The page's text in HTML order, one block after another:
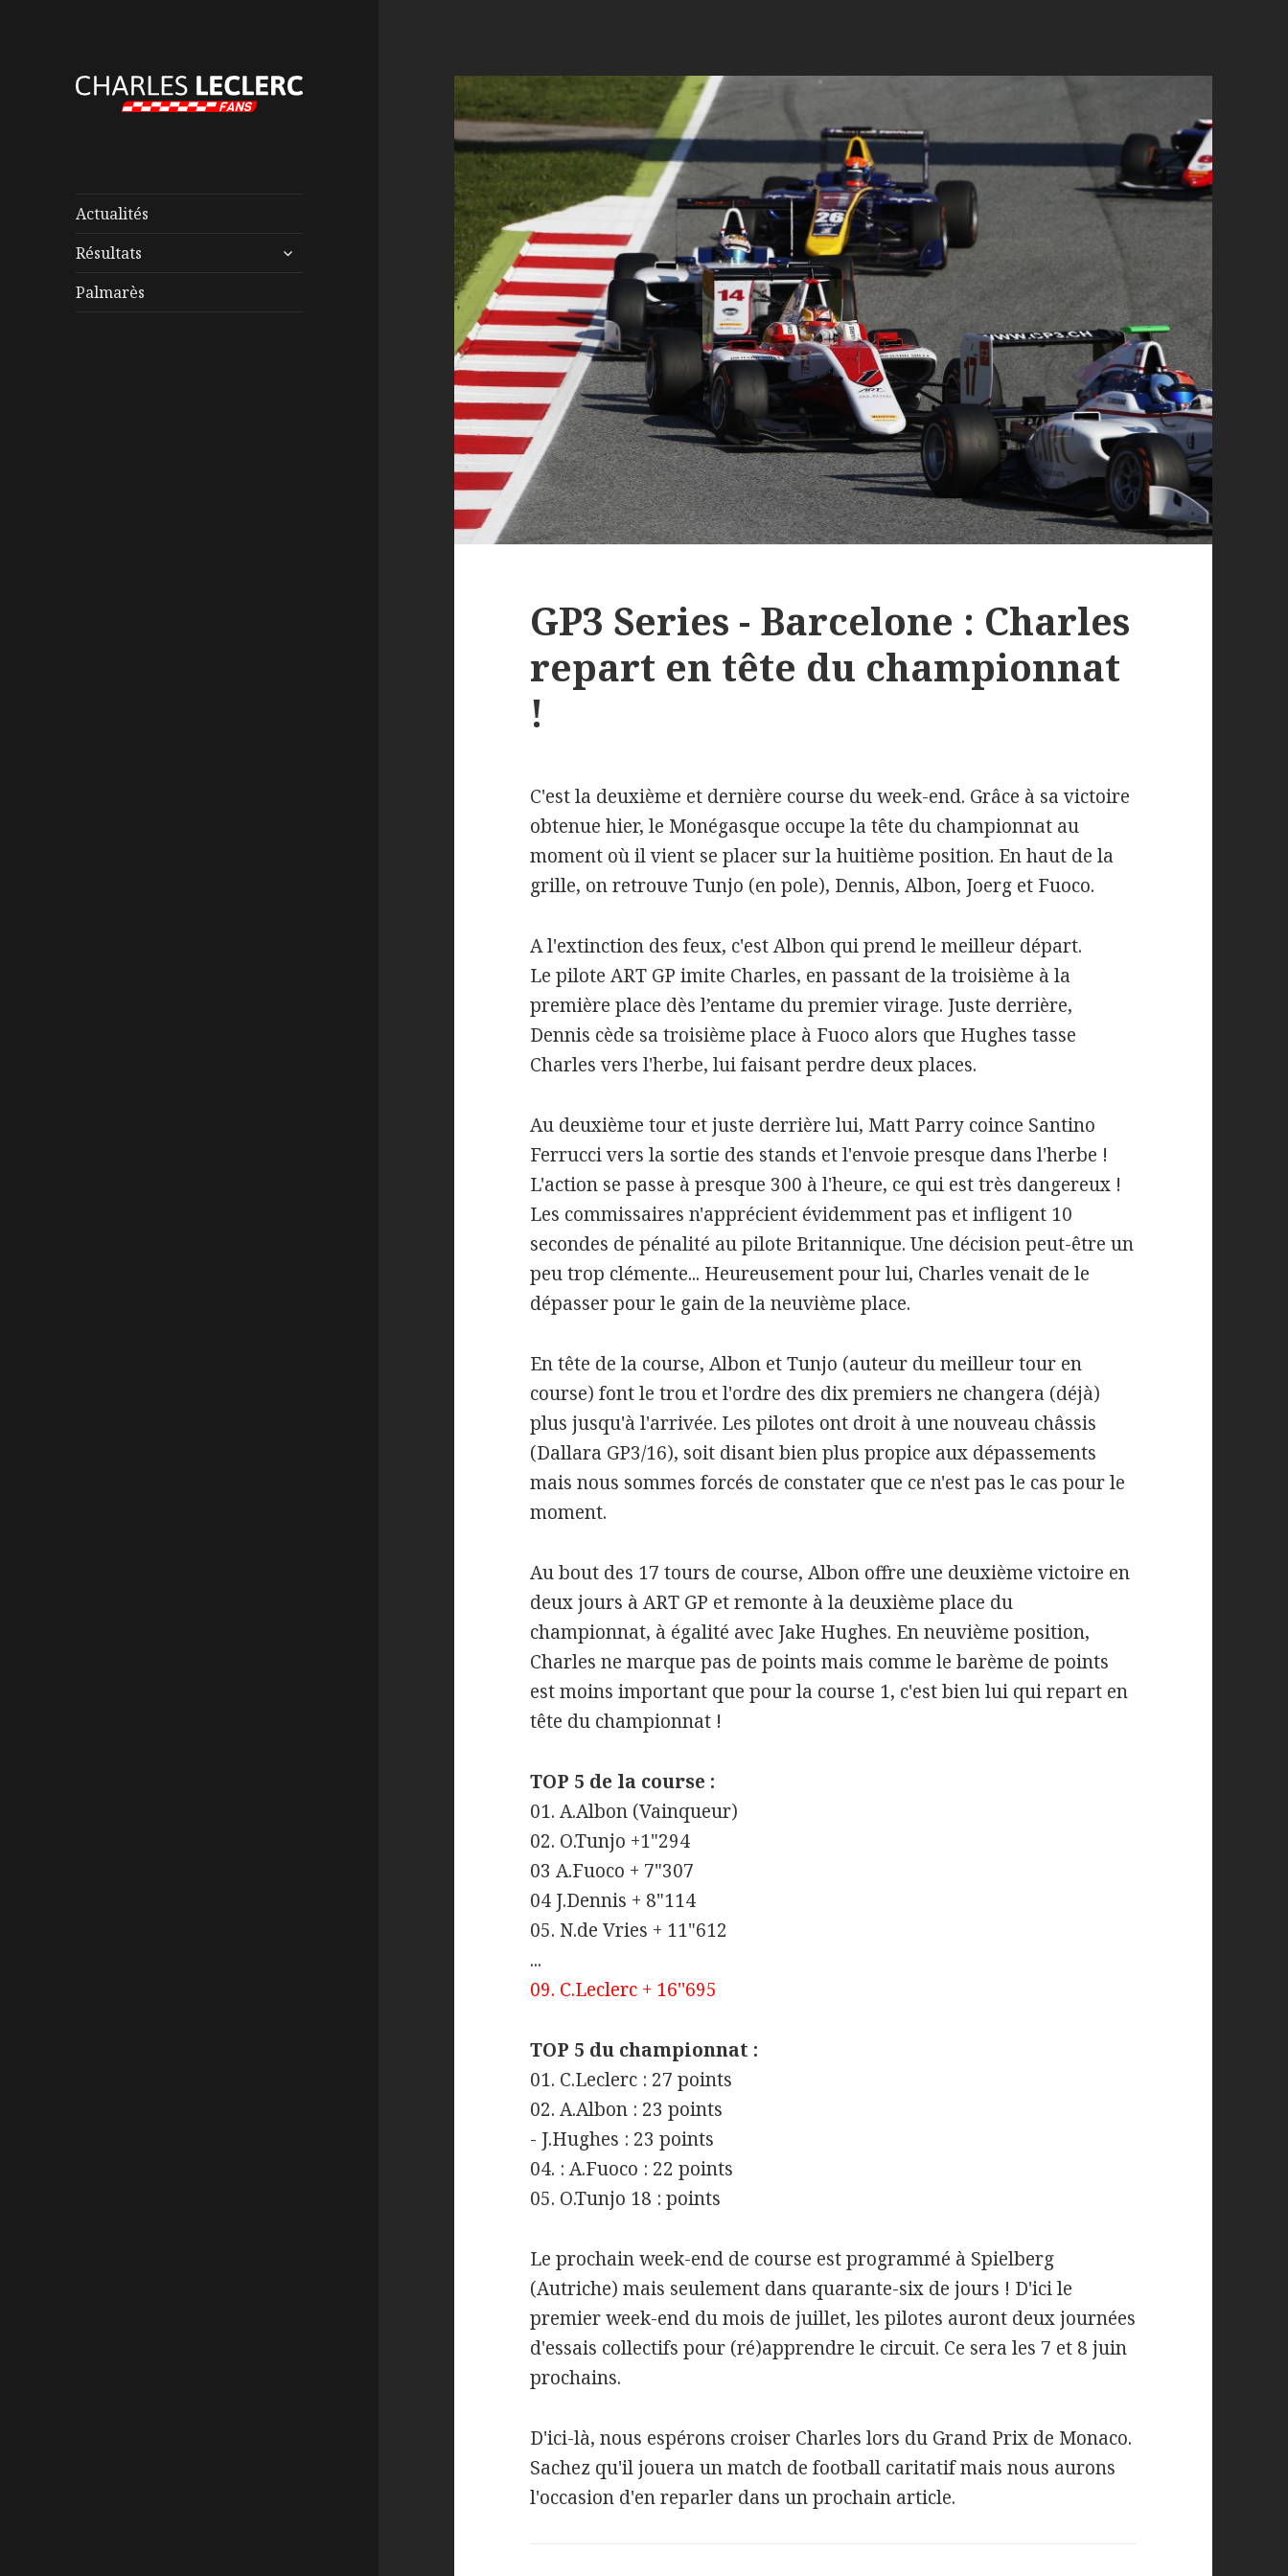
Actualités
Résultats
ouvrir
Palmarès
GP3 Series - Barcelone : Charles
repart en tête du championnat
!
C'est la deuxième et dernière course du week-end. Grâce à sa victoire
obtenue hier, le Monégasque occupe la tête du championnat au
moment où il vient se placer sur la huitième position. En haut de la
grille, on retrouve Tunjo (en pole), Dennis, Albon, Joerg et Fuoco.
A l'extinction des feux, c'est Albon qui prend le meilleur départ.
Le pilote ART GP imite Charles, en passant de la troisième à la
première place dès l’entame du premier virage. Juste derrière,
Dennis cède sa troisième place à Fuoco alors que Hughes tasse
Charles vers l'herbe, lui faisant perdre deux places.
Au deuxième tour et juste derrière lui, Matt Parry coince Santino
Ferrucci vers la sortie des stands et l'envoie presque dans l'herbe !
L'action se passe à presque 300 à l'heure, ce qui est très dangereux !
Les commissaires n'apprécient évidemment pas et infligent 10
secondes de pénalité au pilote Britannique. Une décision peut-être un
peu trop clémente... Heureusement pour lui, Charles venait de le
dépasser pour le gain de la neuvième place.
En tête de la course, Albon et Tunjo (auteur du meilleur tour en
course) font le trou et l'ordre des dix premiers ne changera (déjà)
plus jusqu'à l'arrivée. Les pilotes ont droit à une nouveau châssis
(Dallara GP3/16), soit disant bien plus propice aux dépassements
mais nous sommes forcés de constater que ce n'est pas le cas pour le
moment.
Au bout des 17 tours de course, Albon offre une deuxième victoire en
deux jours à ART GP et remonte à la deuxième place du
championnat, à égalité avec Jake Hughes. En neuvième position,
Charles ne marque pas de points mais comme le barème de points
est moins important que pour la course 1, c'est bien lui qui repart en
tête du championnat !
TOP 5 de la course :
01. A.Albon (Vainqueur)
02. O.Tunjo +1"294
03 A.Fuoco + 7"307
04 J.Dennis + 8"114
05. N.de Vries + 11"612
...
09. C.Leclerc + 16''695
TOP 5 du championnat :
01. C.Leclerc : 27 points
02. A.Albon : 23 points
- J.Hughes : 23 points
04. : A.Fuoco : 22 points
05. O.Tunjo 18 : points
Le prochain week-end de course est programmé à Spielberg
(Autriche) mais seulement dans quarante-six de jours ! D'ici le
premier week-end du mois de juillet, les pilotes auront deux journées
d'essais collectifs pour (ré)apprendre le circuit. Ce sera les 7 et 8 juin
prochains.
D'ici-là, nous espérons croiser Charles lors du Grand Prix de Monaco.
Sachez qu'il jouera un match de football caritatif mais nous aurons
l'occasion d'en reparler dans un prochain article.